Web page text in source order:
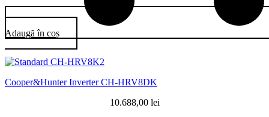
Adaugă în coș
Cooper&Hunter Inverter CH-HRV8DK
10.688,00 lei